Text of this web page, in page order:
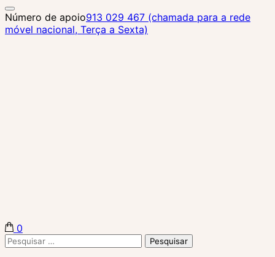
Número de apoio913 029 467 (chamada para a rede
móvel nacional, Terça a Sexta)
Biba Concept Store
0
Pesquisar